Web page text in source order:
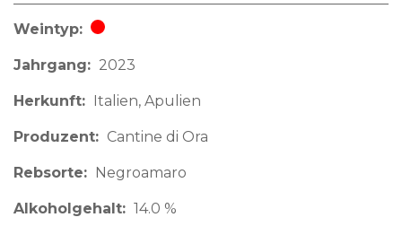
Weintyp Rotwein
Jahrgang 2023
Herkunft Italien Apulien
Produzent Cantine di Ora
Rebsorte Negroamaro
Alkoholgehalt 14.0 %